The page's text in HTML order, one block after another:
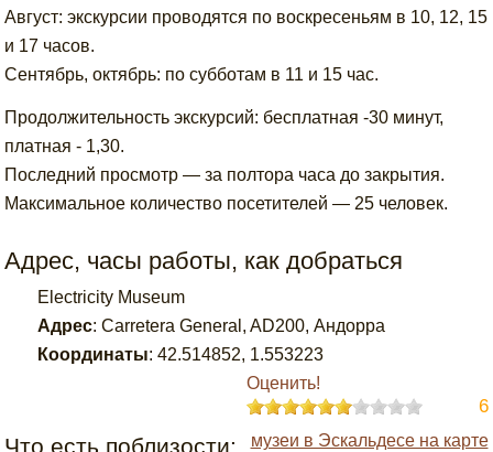
Август: экскурсии проводятся по воскресеньям в 10, 12, 15
и 17 часов.
Сентябрь, октябрь: по субботам в 11 и 15 час.
Продолжительность экскурсий: бесплатная -30 минут,
платная - 1,30.
Последний просмотр — за полтора часа до закрытия.
Максимальное количество посетителей — 25 человек.
Адрес, часы работы, как добраться
Electricity Museum
Адрес:Carretera General, AD200, Андорра
Координаты: 42.514852, 1.553223
Оценить!
6
Что есть поблизости: музеи в Эскальдесе на карте